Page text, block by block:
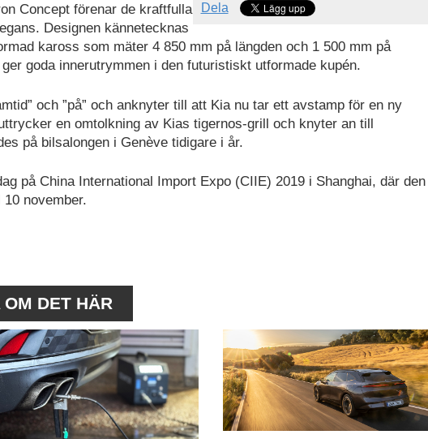
Dela
Concept förenar de kraftfulla
Designen kännetecknas
kaross som mäter 4 850 mm på längden och 1 500 mm på
goda innerutrymmen i den futuristiskt utformade kupén.
och ”på” och anknyter till att Kia nu tar ett avstamp för en ny
en omtolkning av Kias tigernos-grill och knyter an till
på bilsalongen i Genève tidigare i år.
på China International Import Expo (CIIE) 2019 i Shanghai, där den
november.
DET HÄR